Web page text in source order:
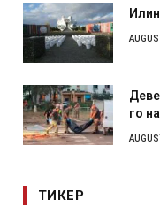
го
ТИКЕР